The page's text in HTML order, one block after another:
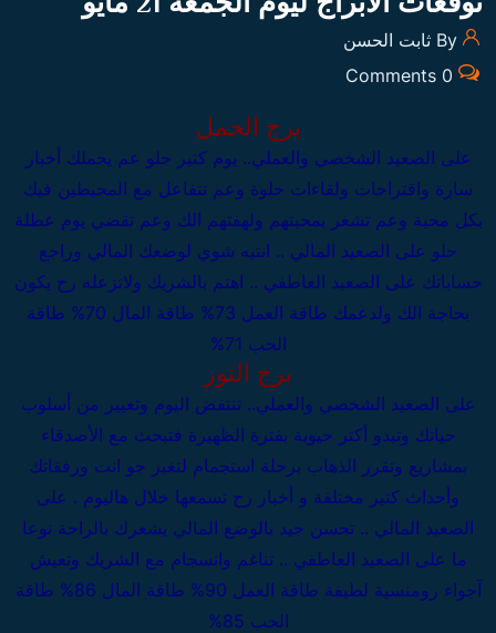
0 Comments
برج الحمل
على الصعيد الشخصي والعملي.. يوم كتير حلو عم يحملك أخبار
سارة واقتراحات ولقاءات حلوة وعم تتفاعل مع المحيطين فيك
بكل محبة وعم تشعر بمحبتهم ولهفتهم الك وعم تقضي يوم عطلة
حلو على الصعيد المالي .. انتبه شوي لوضعك المالي وراجع
حساباتك على الصعيد العاطفي .. اهتم بالشريك ولاتزعله رح يكون
بحاجة الك ولدعمك طاقة العمل 73% طاقة المال 70%
طاقة
الحب 71%
برج الثور
على الصعيد الشخصي والعملي.. تنتفض اليوم وتغيير من أسلوب
حياتك وتبدو أكتر حيوية بفترة الظهيرة فتبحث مع الأصدقاء
بمشاريع وتقرر الذهاب برحلة استجمام لتغير جو انت ورفقاتك
وأحداث كتير مختلفة و أخبار رح تسمعها خلال هاليوم . على
الصعيد المالي .. تحسن جيد بالوضع المالي يشعرك بالراحة نوعا
ما على الصعيد العاطفي .. تناغم وانسجام مع الشريك وتعيش
آجواء رومنسية لطيفة طاقة العمل 90% طاقة المال 86%
طاقة
الحب 85%